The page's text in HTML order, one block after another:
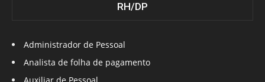
RH/DP
Administrador de Pessoal
Analista de folha de pagamento